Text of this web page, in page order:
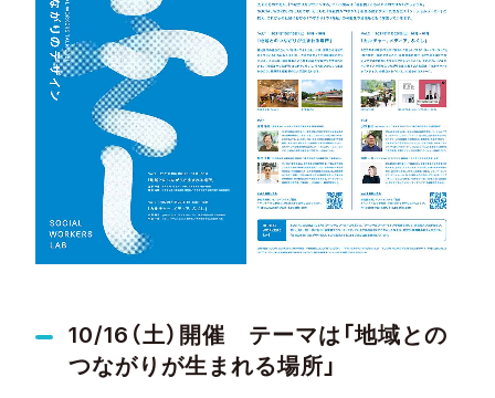
10/16（土）開催 テーマは「地域との
つながりが生まれる場所」